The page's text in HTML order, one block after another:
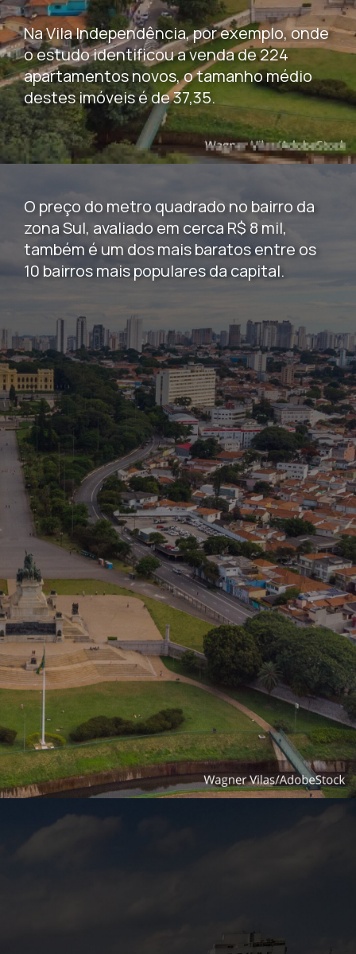
Na Vila Independência, por exemplo, onde
o estudo identificou a venda de 224
apartamentos novos, o tamanho médio
destes imóveis é de 37,35.
O preço do metro quadrado no bairro da
zona Sul, avaliado em cerca R$ 8 mil,
também é um dos mais baratos entre os
10 bairros mais populares da capital.